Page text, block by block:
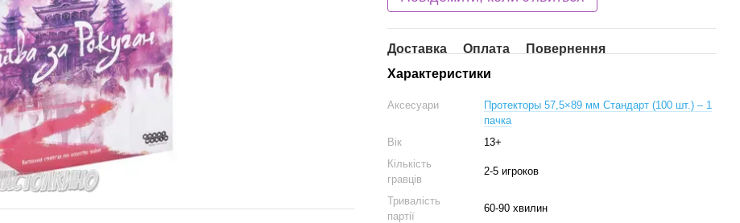
Доставка Оплата
Повернення
Характеристики
Аксесуари
Протекторы 57,5×89 мм Стандарт (100 шт.) – 1
пачка
Вік
13+
Кількість
гравців
2-5 игроков
Тривалість
партії
60-90 хвилин